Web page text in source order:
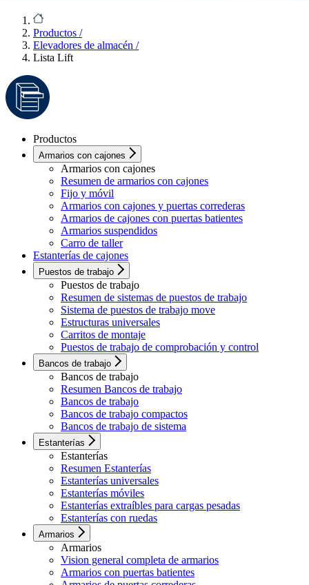
Productos /
Elevadores de almacén /
Lista Lift
Productos
Armarios con cajones
Armarios con cajones
Resumen de armarios con cajones
Fijo y móvil
Armarios con cajones y puertas correderas
Armarios de cajones con puertas batientes
Armarios suspendidos
Carro de taller
Estanterías de cajones
Puestos de trabajo
Puestos de trabajo
Resumen de sistemas de puestos de trabajo
Sistema de puestos de trabajo move
Estructuras universales
Carritos de montaje
Puestos de trabajo de comprobación y control
Bancos de trabajo
Bancos de trabajo
Resumen Bancos de trabajo
Bancos de trabajo
Bancos de trabajo compactos
Bancos de trabajo de sistema
Estanterías
Estanterías
Resumen Estanterías
Estanterías universales
Estanterías móviles
Estanterías extraíbles para cargas pesadas
Estanterías con ruedas
Armarios
Armarios
Vision general completa de armarios
Armarios con puertas batientes